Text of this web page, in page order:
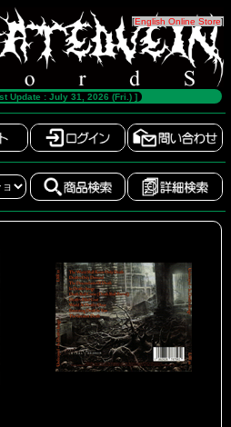
[English Online Store]
Update : July 31, 2026 (Fri.) ]